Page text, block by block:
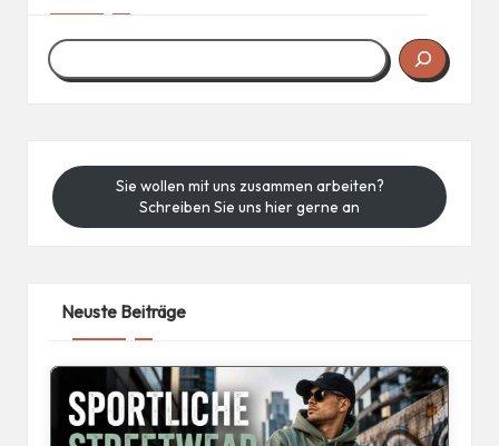
Sie wollen mit uns zusammen arbeiten?
Schreiben Sie uns hier gerne an
Neuste Beiträge